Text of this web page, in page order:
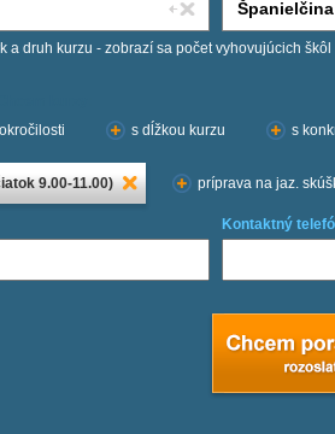
a druh kurzu - zobrazí sa počet vyhovujúcich škôl
s dĺžkou kurzu s
9.00-11.00) príprava na jaz.
Kontaktný